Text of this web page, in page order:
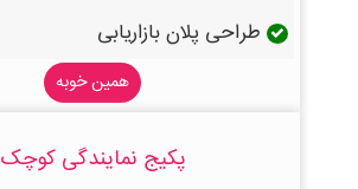
طراحی پلان بازاریابی
همین خوبه
پکیج نمایندگی کوچک